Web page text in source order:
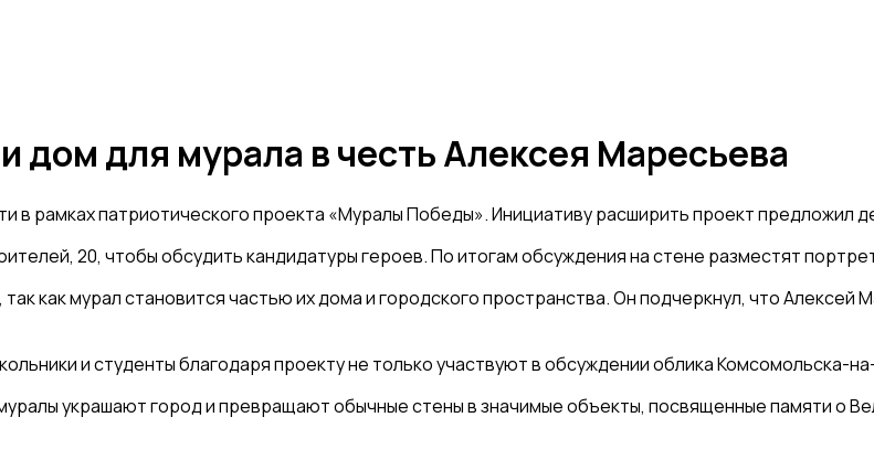
для мурала в честь Алексея Маресьева
рамках патриотического проекта «Муралы Победы». Инициативу расширить проект предложил
20, чтобы обсудить кандидатуры героев. По итогам обсуждения на стене разместят
как мурал становится частью их дома и городского пространства. Он подчеркнул, что
и студенты благодаря проекту не только участвуют в обсуждении облика Комсомольска-
украшают город и превращают обычные стены в значимые объекты, посвященные памяти о